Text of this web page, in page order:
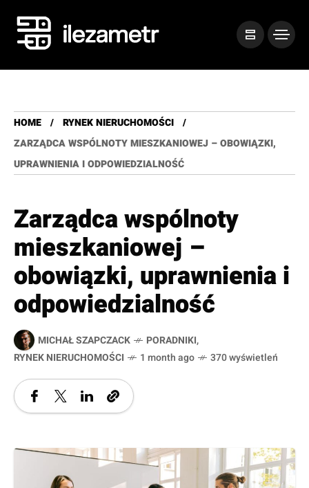
HOME
RYNEK NIERUCHOMOŚCI
ZARZĄDCA WSPÓLNOTY MIESZKANIOWEJ – OBOWIĄZKI,
UPRAWNIENIA I ODPOWIEDZIALNOŚĆ
Zarządca wspólnoty
mieszkaniowej –
obowiązki, uprawnienia i
odpowiedzialność
MICHAŁ SZAPCZACK PORADNIKI,
RYNEK NIERUCHOMOŚCI
1 month ago 370 wyświetleń